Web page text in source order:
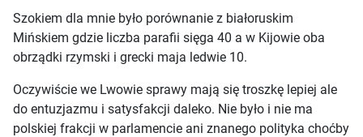
Szokiem dla mnie było porównanie z białoruskim
Mińskiem gdzie liczba parafii sięga 40 a w Kijowie oba
obrządki rzymski i grecki maja ledwie 10.
Oczywiście we Lwowie sprawy mają się troszkę lepiej ale
do entuzjazmu i satysfakcji daleko. Nie było i nie ma
polskiej frakcji w parlamencie ani znanego polityka choćby